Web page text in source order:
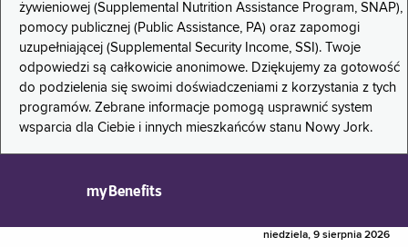
żywieniowej (Supplemental Nutrition Assistance Program, SNAP),
pomocy publicznej (Public Assistance, PA) oraz zapomogi
uzupełniającej (Supplemental Security Income, SSI). Twoje
odpowiedzi są całkowicie anonimowe. Dziękujemy za gotowość
do podzielenia się swoimi doświadczeniami z korzystania z tych
programów. Zebrane informacje pomogą usprawnić system
wsparcia dla Ciebie i innych mieszkańców stanu Nowy Jork.
myBenefits
niedziela, 9 sierpnia 2026